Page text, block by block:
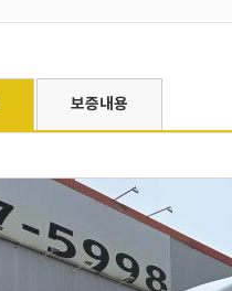
보증내용